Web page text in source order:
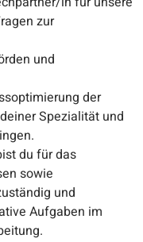
zur
und
der
Spezialität und
du für das
sowie
und
Aufgaben im